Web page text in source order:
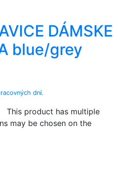
DÁMSKE
blue/grey
dní.
This product has multiple
may be chosen on the